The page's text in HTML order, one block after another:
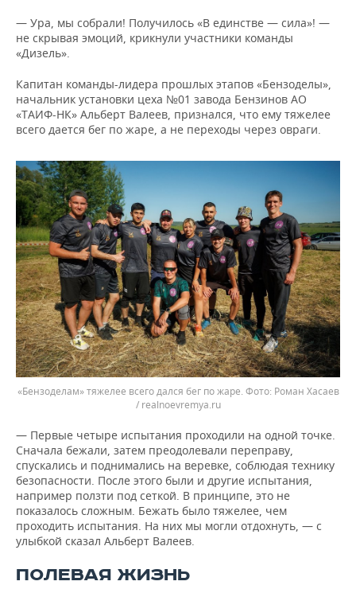
— Ура, мы собрали! Получилось «В единстве — сила»! —
не скрывая эмоций, крикнули участники команды
«Дизель».
Капитан команды-лидера прошлых этапов «Бензоделы»,
начальник установки цеха №01 завода Бензинов АО
«ТАИФ-НК» Альберт Валеев, признался, что ему тяжелее
всего дается бег по жаре, а не переходы через овраги.
«Бензоделам» тяжелее всего дался бег по жаре.
Роман Хасаев
/ realnoevremya.ru
— Первые четыре испытания проходили на одной точке.
Сначала бежали, затем преодолевали переправу,
спускались и поднимались на веревке, соблюдая технику
безопасности. После этого были и другие испытания,
например ползти под сеткой. В принципе, это не
показалось сложным. Бежать было тяжелее, чем
проходить испытания. На них мы могли отдохнуть, — с
улыбкой сказал Альберт Валеев.
ПОЛЕВАЯ ЖИЗНЬ